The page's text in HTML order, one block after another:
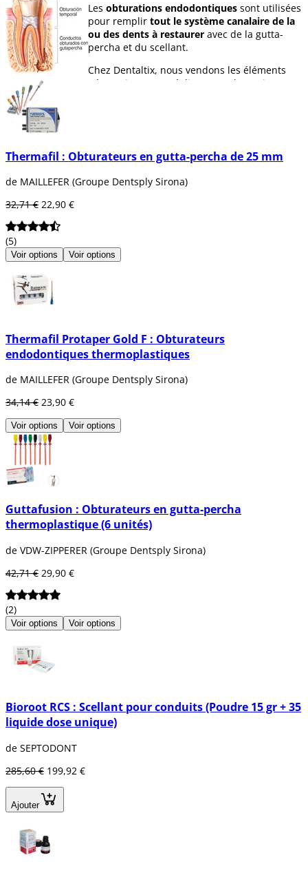
Les obturations endodontiques sont utilisées
pour remplir tout le système canalaire de la
ou des dents à restaurer avec de la gutta-
percha et du scellant.
Chez Dentaltix, nous vendons les éléments
nécessaires pour réaliser une obturation
Thermafil : Obturateurs en gutta-percha de 25 mm
de MAILLEFER (Groupe Dentsply Sirona)
32,71 € 22,90 €
(5)
Voir options Voir options
Thermafil Protaper Gold F : Obturateurs
endodontiques thermoplastiques
de MAILLEFER (Groupe Dentsply Sirona)
34,14 € 23,90 €
Voir options Voir options
Guttafusion : Obturateurs en gutta-percha
thermoplastique (6 unités)
de VDW-ZIPPERER (Groupe Dentsply Sirona)
42,71 € 29,90 €
(2)
Voir options Voir options
Bioroot RCS : Scellant pour conduits (Poudre 15 gr + 35
liquide dose unique)
de SEPTODONT
285,60 € 199,92 €
Ajouter